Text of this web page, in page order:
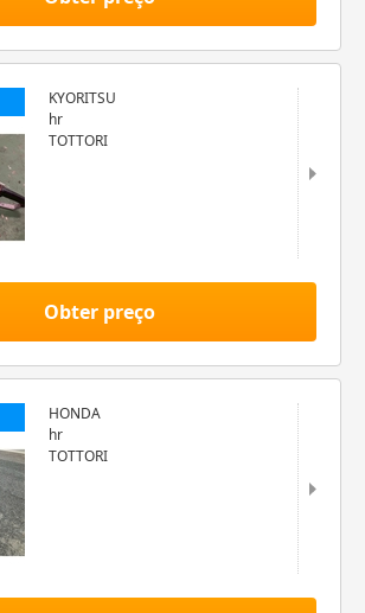
KYORITSU
hr
TOTTORI
Obter preço
HONDA
hr
TOTTORI